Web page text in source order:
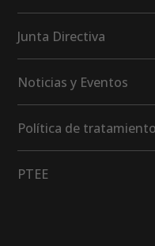
Junta Directiva
Noticias y Eventos
Política de
PTEE